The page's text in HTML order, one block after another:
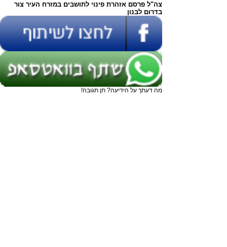
צה"ל פרסם אזהרת פינוי לתושבים במזרח העיר צור
בדרום לבנון
מה דעתך על הידיעה? תן תגובה!